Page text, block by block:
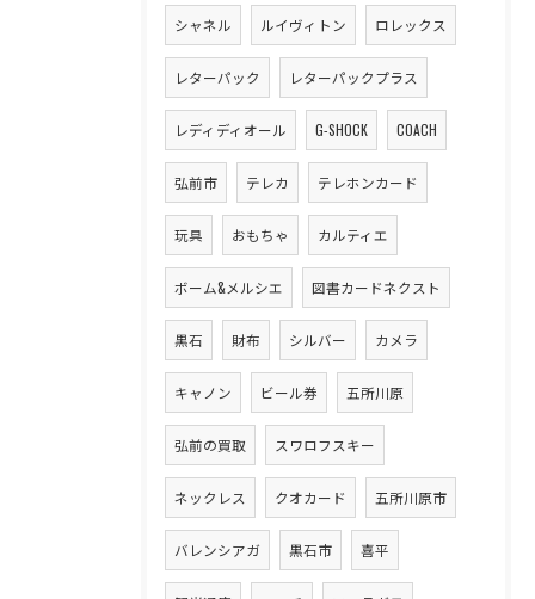
シャネル ルイヴィトン ロレックス
レターパック レターパックプラス
レディディオール G-SHOCK COACH
弘前市 テレカ テレホンカード
玩具 おもちゃ カルティエ
ボーム&メルシエ 図書カードネクスト
黒石 財布 シルバー カメラ
キャノン ビール券 五所川原
弘前の買取 スワロフスキー
ネックレス クオカード 五所川原市
バレンシアガ 黒石市 喜平